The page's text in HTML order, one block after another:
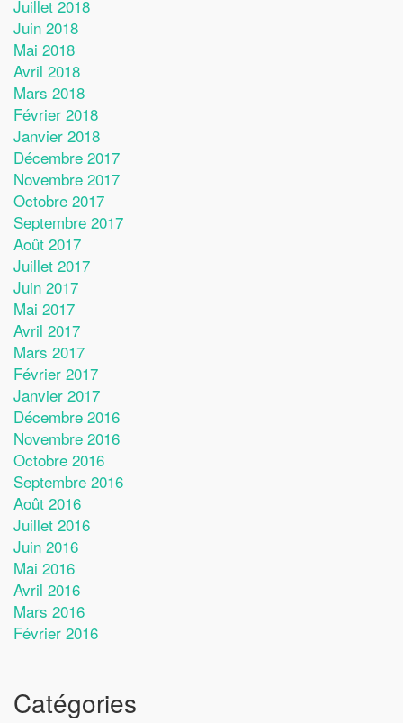
Juillet 2018
Juin 2018
Mai 2018
Avril 2018
Mars 2018
Février 2018
Janvier 2018
Décembre 2017
Novembre 2017
Octobre 2017
Septembre 2017
Août 2017
Juillet 2017
Juin 2017
Mai 2017
Avril 2017
Mars 2017
Février 2017
Janvier 2017
Décembre 2016
Novembre 2016
Octobre 2016
Septembre 2016
Août 2016
Juillet 2016
Juin 2016
Mai 2016
Avril 2016
Mars 2016
Février 2016
Catégories